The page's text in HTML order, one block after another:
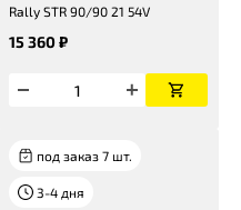
Rally STR 90/90 21 54V
15 360 ₽
под заказ 7 шт.
3-4 дня